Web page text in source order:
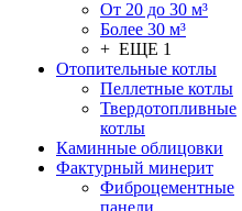
От 20 до 30 м³
Более 30 м³
+ ЕЩЕ 1
Отопительные котлы
Пеллетные котлы
Твердотопливные
котлы
Каминные облицовки
Фактурный минерит
Фиброцементные
панели